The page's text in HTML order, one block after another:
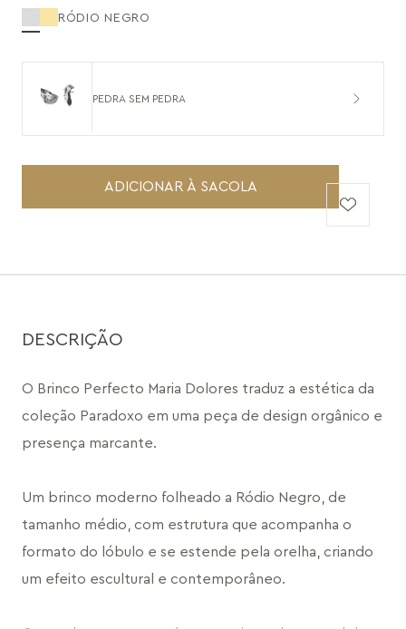
RÓDIO NEGRO
PEDRA SEM PEDRA
ADICIONAR À SACOLA
DESCRIÇÃO
O Brinco Perfecto Maria Dolores traduz a estética da
coleção Paradoxo em uma peça de design orgânico e
presença marcante.
Um brinco moderno folheado a Ródio Negro, de
tamanho médio, com estrutura que acompanha o
formato do lóbulo e se estende pela orelha, criando
um efeito escultural e contemporâneo.